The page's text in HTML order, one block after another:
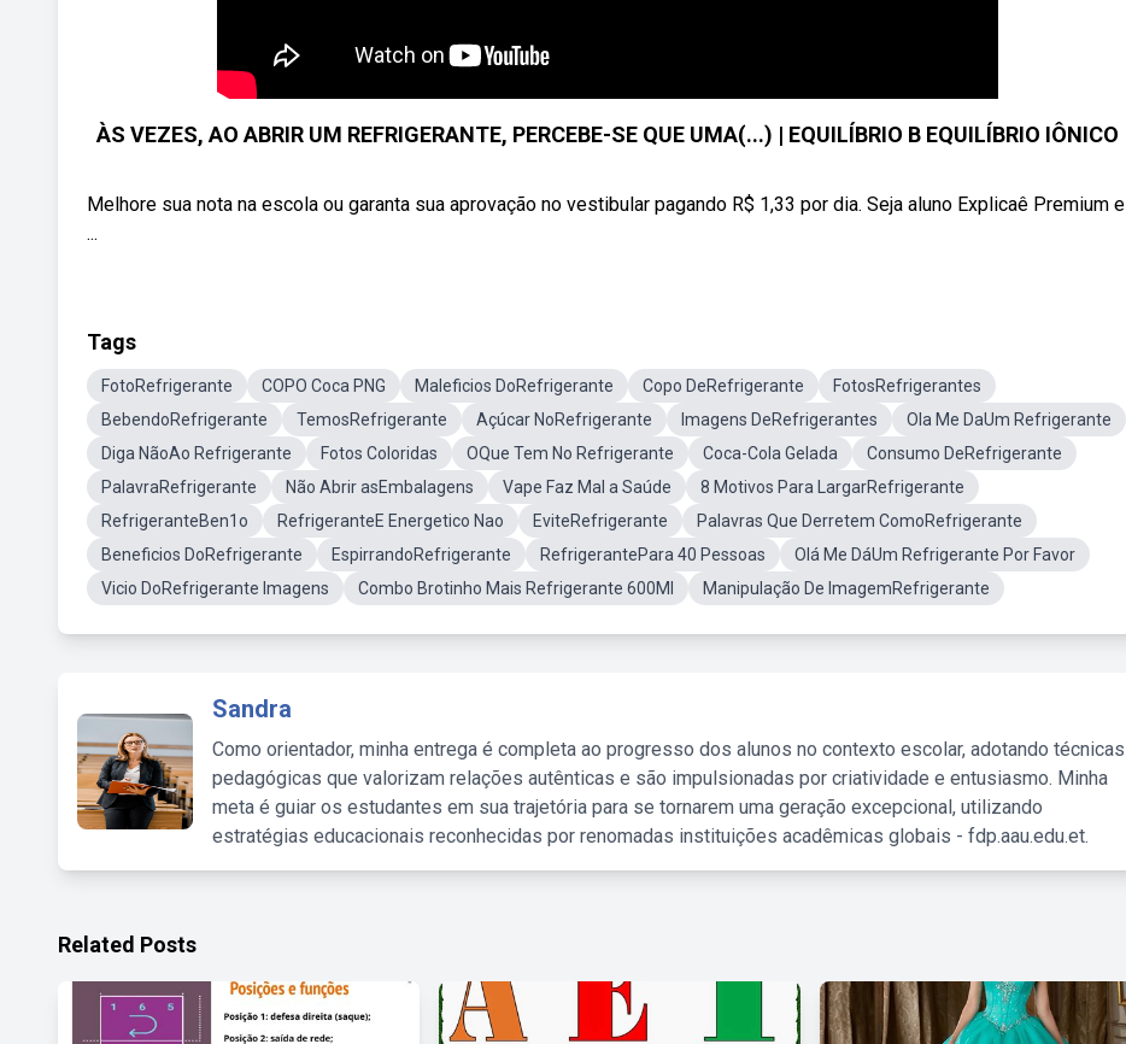
ÀS VEZES, AO ABRIR UM REFRIGERANTE, PERCEBE-SE QUE UMA(...) | EQUILÍBRIO B EQUILÍBRIO IÔNICO
Melhore sua nota na escola ou garanta sua aprovação no vestibular pagando R$ 1,33 por dia. Seja aluno Explicaê Premium e
...
Tags
FotoRefrigerante COPO Coca PNG Maleficios DoRefrigerante Copo DeRefrigerante
FotosRefrigerantes
BebendoRefrigerante
TemosRefrigerante Açúcar NoRefrigerante Imagens DeRefrigerantes
Ola Me DaUm Refrigerante
Diga NãoAo Refrigerante
Fotos Coloridas OQue Tem No Refrigerante Coca-Cola Gelada
Consumo DeRefrigerante
PalavraRefrigerante
Não Abrir asEmbalagens Vape Faz Mal a Saúde
8 Motivos Para LargarRefrigerante
RefrigeranteBen1o
RefrigeranteE Energetico Nao EviteRefrigerante
Palavras Que Derretem ComoRefrigerante
Beneficios DoRefrigerante
EspirrandoRefrigerante RefrigerantePara 40 Pessoas
Olá Me DáUm Refrigerante Por Favor
Vicio DoRefrigerante Imagens
Combo Brotinho Mais Refrigerante 600Ml Manipulação De ImagemRefrigerante
Sandra
Como orientador, minha entrega é completa ao progresso dos alunos no contexto escolar, adotando técnicas
pedagógicas que valorizam relações autênticas e são impulsionadas por criatividade e entusiasmo. Minha
meta é guiar os estudantes em sua trajetória para se tornarem uma geração excepcional, utilizando
estratégias educacionais reconhecidas por renomadas instituições acadêmicas globais - fdp.aau.edu.et.
Related Posts